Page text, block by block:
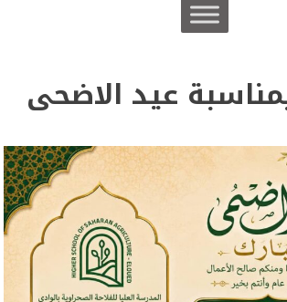
عيد الاضحى